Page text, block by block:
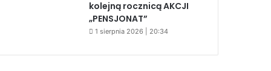
kolejną rocznicą AKCJI
„PENSJONAT”
1 sierpnia 2026 | 20:34